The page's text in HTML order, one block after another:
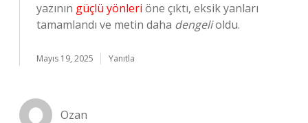
yazının güçlü yönleri öne çıktı, eksik yanları
tamamlandı ve metin daha dengelioldu.
Mayıs 19, 2025 Yanıtla
Ozan